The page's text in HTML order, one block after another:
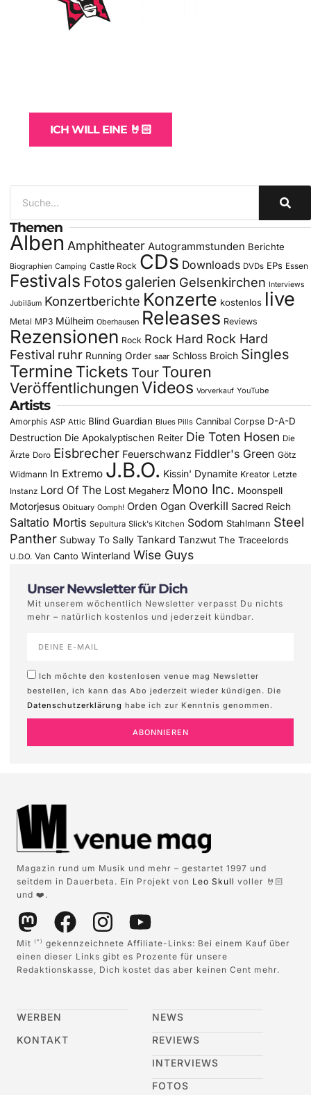
ICH WILL EINE 🤘🏻
Themen
Alben Amphitheater Autogrammstunden Berichte
Biographien Camping Castle Rock CDs Downloads DVDs EPs Essen
Festivals Fotos galerien Gelsenkirchen Interviews
Jubiläum Konzertberichte Konzerte kostenlos live
Metal MP3 Mülheim Oberhausen Releases Reviews
Rezensionen Rock Rock Hard Rock Hard
Festival ruhr Running Order saar Schloss Broich Singles
Termine Tickets Tour Touren
Veröffentlichungen Videos Vorverkauf YouTube
Artists
Amorphis ASP Attic Blind Guardian Blues Pills Cannibal Corpse D-A-D
Destruction Die Apokalyptischen Reiter Die Toten Hosen Die
Ärzte Doro Eisbrecher Feuerschwanz Fiddler's Green Götz
Widmann In Extremo J.B.O. Kissin' Dynamite Kreator Letzte
Instanz Lord Of The Lost Megaherz Mono Inc. Moonspell
Motorjesus Obituary Oomph! Orden Ogan Overkill Sacred Reich
Saltatio Mortis Sepultura Slick's Kitchen Sodom Stahlmann Steel
Panther Subway To Sally Tankard Tanzwut The Traceelords
U.D.O. Van Canto Winterland Wise Guys
Unser Newsletter für Dich
Mit unserem wöchentlich Newsletter verpasst Du nichts
mehr – natürlich kostenlos und jederzeit kündbar.
Ich möchte den kostenlosen venue mag Newsletter
bestellen, ich kann das Abo jederzeit wieder kündigen. Die
Datenschutzerklärung habe ich zur Kenntnis genommen.
ABONNIEREN
Magazin rund um Musik und mehr – gestartet 1997 und
seitdem in Dauerbeta. Ein Projekt von Leo Skull voller 🤘🏻
und ❤️.
Mit (*)
gekennzeichnete Affiliate-Links: Bei einem Kauf über
einen dieser Links gibt es Prozente für unsere
Redaktionskasse, Dich kostet das aber keinen Cent mehr.
WERBEN
KONTAKT
NEWS
REVIEWS
INTERVIEWS
FOTOS